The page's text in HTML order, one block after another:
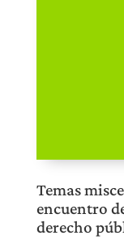
Temas
encuentro
derecho